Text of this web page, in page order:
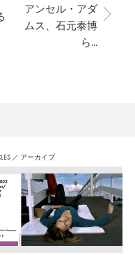
アンセル・アダ
ムス、石元泰博
ら...
／ アーカイブ